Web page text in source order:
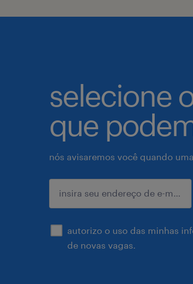
selecione
que
nós avisaremos você quando
autorizo o uso das minhas
de novas vagas.
enviar